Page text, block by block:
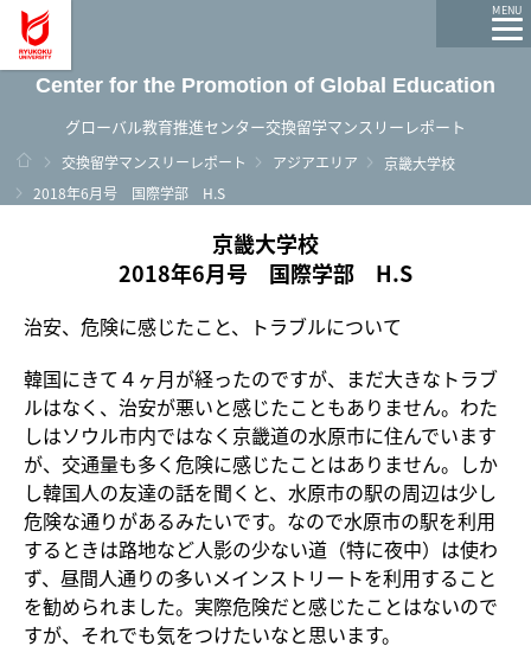
MENU
Center for the Promotion of Global Education
グローバル教育推進センター交換留学マンスリーレポート
ホーム
交換留学マンスリーレポート アジアエリア
京畿大学校
2018年6月号 国際学部 H.S
京畿大学校
2018年6月号 国際学部 H.S
治安、危険に感じたこと、トラブルについて
韓国にきて４ヶ月が経ったのですが、まだ大きなトラブ
ルはなく、治安が悪いと感じたこともありません。わた
しはソウル市内ではなく京畿道の水原市に住んでいます
が、交通量も多く危険に感じたことはありません。しか
し韓国人の友達の話を聞くと、水原市の駅の周辺は少し
危険な通りがあるみたいです。なので水原市の駅を利用
するときは路地など人影の少ない道（特に夜中）は使わ
ず、昼間人通りの多いメインストリートを利用すること
を勧められました。実際危険だと感じたことはないので
すが、それでも気をつけたいなと思います。